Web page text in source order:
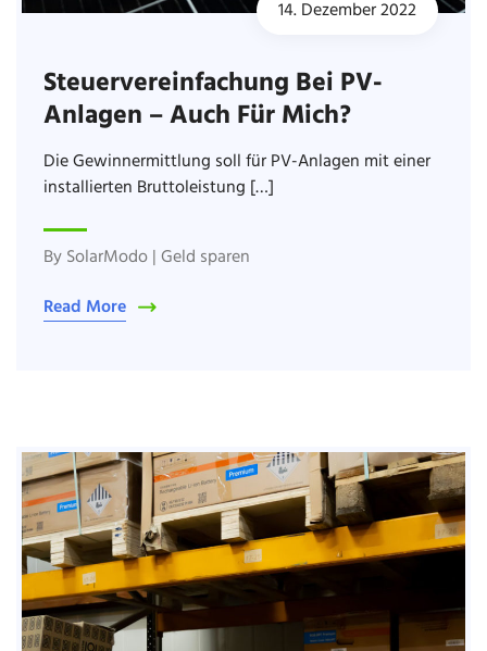
14. Dezember 2022
Steuervereinfachung Bei PV-
Anlagen – Auch Für Mich?
Die Gewinnermittlung soll für PV-Anlagen mit einer
installierten Bruttoleistung […]
BySolarModo|Geld sparen
Read More